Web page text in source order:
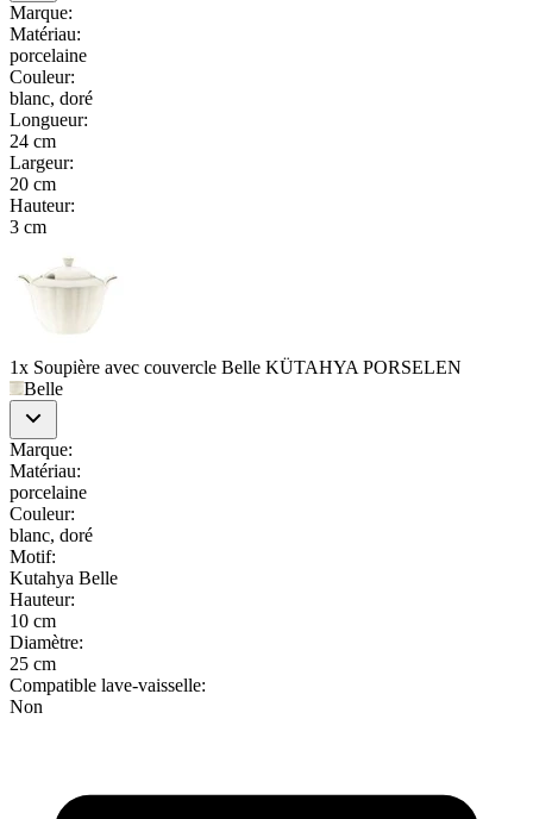
Marque:
Matériau:
porcelaine
Couleur:
blanc, doré
Longueur:
24 cm
Largeur:
20 cm
Hauteur:
3 cm
1x Soupière avec couvercle Belle KÜTAHYA PORSELEN
Belle
Marque:
Matériau:
porcelaine
Couleur:
blanc, doré
Motif:
Kutahya Belle
Hauteur:
10 cm
Diamètre:
25 cm
Compatible lave-vaisselle:
Non